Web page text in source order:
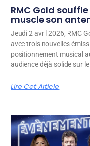
RMC Gold
muscle son
Jeudi 2 avril 2026, RMC
avec trois nouvelles
positionnement musical
audience déjà solide sur
Lire Cet Article